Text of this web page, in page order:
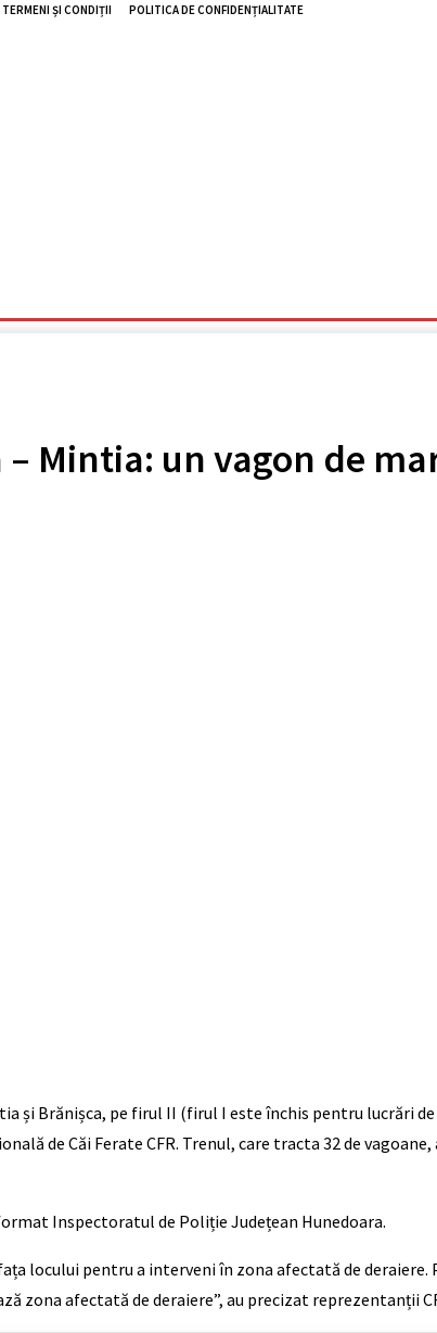
TERMENI ȘI CONDIȚII POLITICA DE CONFIDENȚIALITATE
Mintia: un vagon de
Brănișca, pe firul II (firul I este închis pentru lucrări
de Căi Ferate CFR. Trenul, care tracta 32 de
Inspectoratul de Poliție Județean Hunedoara.
locului pentru a interveni în zona afectată de
zona afectată de deraiere”, au precizat reprezentanții